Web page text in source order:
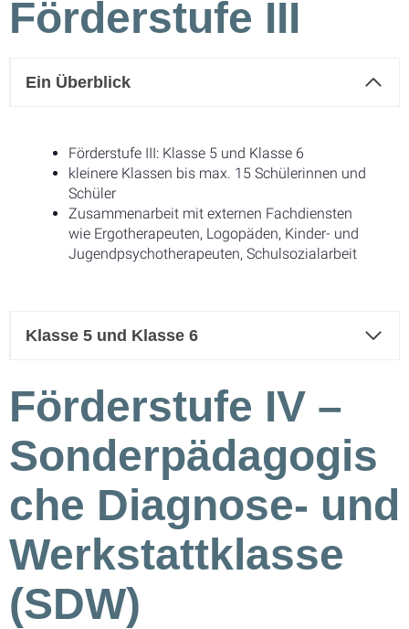
Förderstufe III
Ein Überblick
Förderstufe III: Klasse 5 und Klasse 6
kleinere Klassen bis max. 15 Schülerinnen und
Schüler
Zusammenarbeit mit externen Fachdiensten
wie Ergotherapeuten, Logopäden, Kinder- und
Jugendpsychotherapeuten, Schulsozialarbeit
Klasse 5 und Klasse 6
Förderstufe IV –
Sonderpädagogis
che Diagnose- und
Werkstattklasse
(SDW)